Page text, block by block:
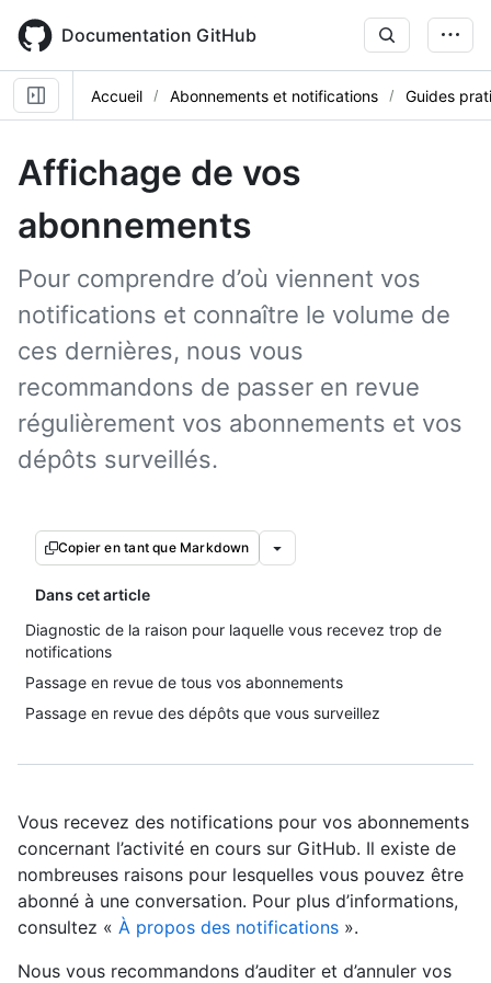
main
content
Documentation GitHub
Accueil Abonnements et notifications Guides
Affichage de vos
abonnements
Pour comprendre d’où viennent vos
notifications et connaître le volume de
ces dernières, nous vous
recommandons de passer en revue
régulièrement vos abonnements et vos
dépôts surveillés.
Copier en tant que Markdown
Dans cet article
Diagnostic de la raison pour laquelle vous recevez trop de
notifications
Passage en revue de tous vos abonnements
Passage en revue des dépôts que vous surveillez
Vous recevez des notifications pour vos abonnements
concernant l’activité en cours sur GitHub. Il existe de
nombreuses raisons pour lesquelles vous pouvez être
abonné à une conversation. Pour plus d’informations,
consultez « À propos des notifications ».
Nous vous recommandons d’auditer et d’annuler vos